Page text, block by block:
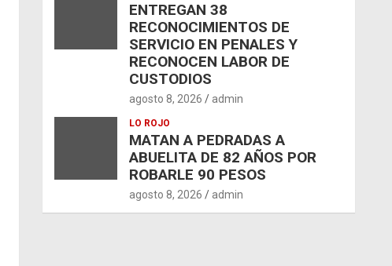
ENTREGAN 38
RECONOCIMIENTOS DE
SERVICIO EN PENALES Y
RECONOCEN LABOR DE
CUSTODIOS
agosto 8, 2026 admin
LO ROJO
MATAN A PEDRADAS A
ABUELITA DE 82 AÑOS POR
ROBARLE 90 PESOS
agosto 8, 2026 admin